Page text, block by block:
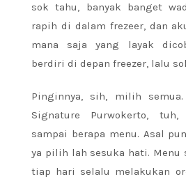
sok tahu, banyak banget
rapih di dalam frezeer, dan
mana saja yang layak
berdiri di depan freezer, lalu
Pinginnya, sih, milih
Signature Purwokerto,
sampai berapa menu. Asal
ya pilih lah sesuka hati. Menu
tiap hari selalu melakukan